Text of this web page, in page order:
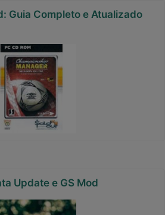
Guia Completo e Atualizado
Update e GS Mod